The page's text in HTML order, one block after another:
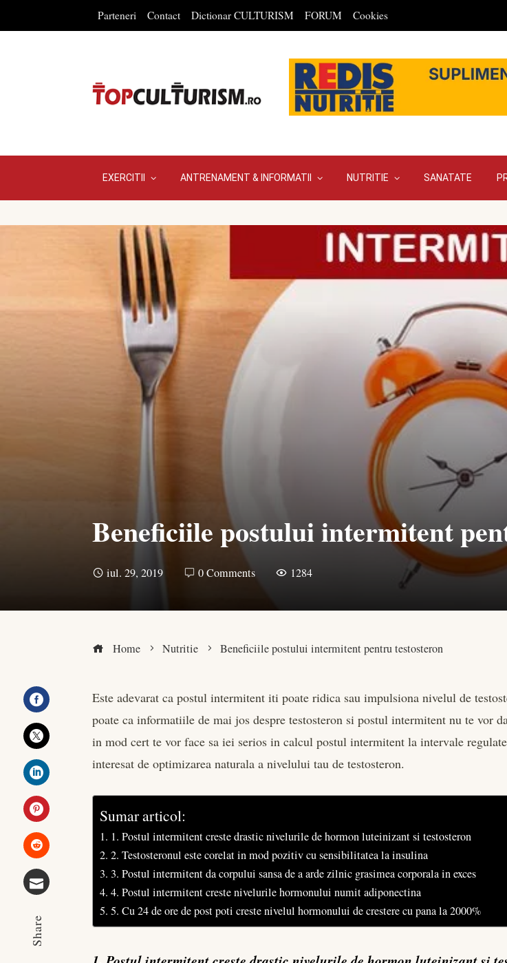
Parteneri Contact Dictionar CULTURISM FORUM Cookies
EXERCITII ANTRENAMENT & INFORMATII NUTRITIE SANATATE
Beneficiile postului intermitent
iul. 29, 2019 0 Comments 1284
Home Nutritie Beneficiile postului intermitent pentru testosteron
Facebook
Twitter
LinkedIn
Pinterest
Stumbleupon
Share
Este adevarat ca postul intermitent iti poate ridica sau impulsiona nivelul de
poate ca informatiile de mai jos despre testosteron si postul intermitent nu te vor
in mod cert te vor face sa iei serios in calcul postul intermitent la intervale
interesat de optimizarea naturala a nivelului tau de testosteron.
Sumar articol:
1. Postul intermitent creste drastic nivelurile de hormon luteinizant si testosteron
2. Testosteronul este corelat in mod pozitiv cu sensibilitatea la insulina
3. Postul intermitent da corpului sansa de a arde zilnic grasimea corporala in exces
4. Postul intermitent creste nivelurile hormonului numit adiponectina
5. Cu 24 de ore de post poti creste nivelul hormonului de crestere cu pana la 2000%